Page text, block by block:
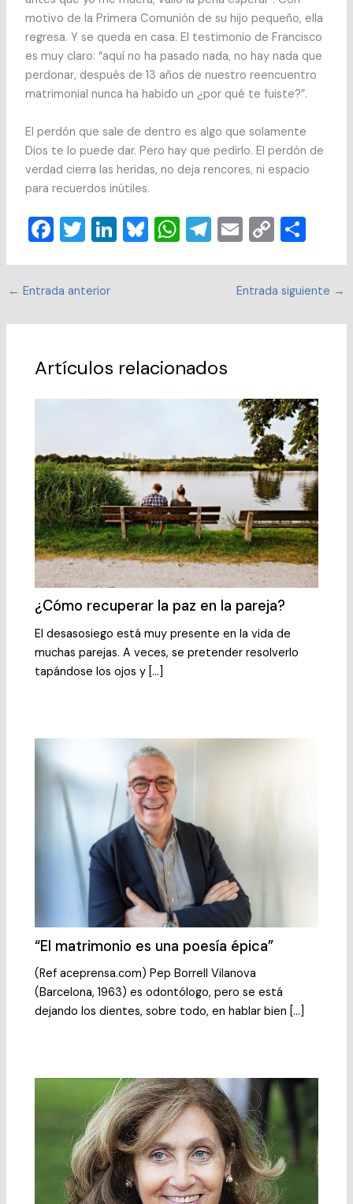
motivo de la Primera Comunión de su hijo pequeño, ella
regresa. Y se queda en casa. El testimonio de Francisco
es muy claro: “aquí no ha pasado nada, no hay nada que
perdonar, después de 13 años de nuestro reencuentro
matrimonial nunca ha habido un ¿por qué te fuiste?”.
El perdón que sale de dentro es algo que solamente
Dios te lo puede dar. Pero hay que pedirlo. El perdón de
verdad cierra las heridas, no deja rencores, ni espacio
para recuerdos inútiles.
F
c
e
b
o
o
k
T
tt
er
Li
dI
Bl
y
W
A
p
T
a
E
ai
l
C
p
y
Li
C
m
p
ar
← Entrada anterior Entrada siguiente →
Artículos relacionados
¿Cómo recuperar la paz en la pareja?
El desasosiego está muy presente en la vida de
muchas parejas. A veces, se pretender resolverlo
tapándose los ojos y […]
“El matrimonio es una poesía épica”
(Ref aceprensa.com) Pep Borrell Vilanova
(Barcelona, 1963) es odontólogo, pero se está
dejando los dientes, sobre todo, en hablar bien […]